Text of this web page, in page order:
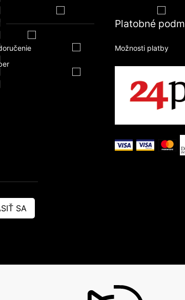
BOZITA CAT
Dávkovače krmiva
Fontánky pre mačky
Platobné
Možnosti platby
SA